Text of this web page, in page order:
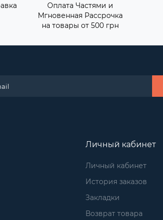
Оплата Частями и
Мгновенная Рассрочка
на товары от 500 грн
Личный кабинет
Личный кабинет
История заказов
Закладки
Возврат товара